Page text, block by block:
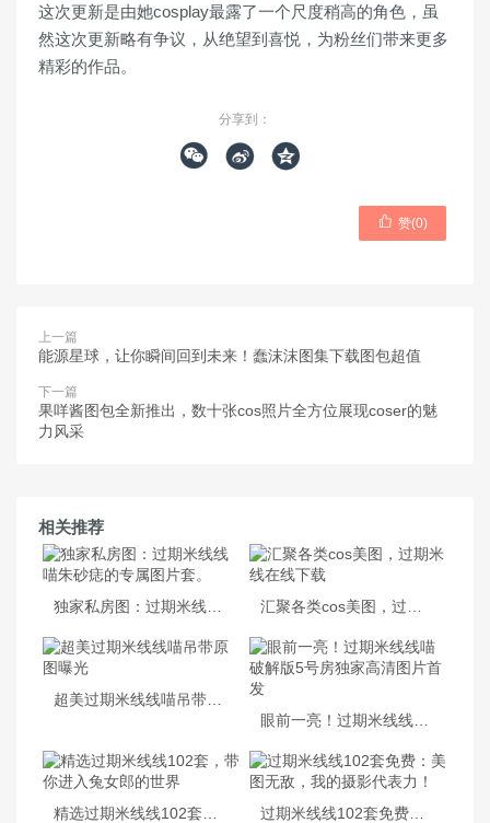
这次更新是由她cosplay最露了一个尺度稍高的角色，虽
然这次更新略有争议，从绝望到喜悦，为粉丝们带来更多
精彩的作品。
分享到：
  
 赞(0)
上一篇
能源星球，让你瞬间回到未来！蠢沫沫图集下载图包超值
下一篇
果咩酱图包全新推出，数十张cos照片全方位展现coser的魅
力风采
相关推荐
独家私房图：过期米线线喵朱砂痣的专属图片套。 汇聚各类cos美图，过期米线在线下载
眼前一亮！过期米线线喵破解版5号房独家高清图片首发
过期米线线102套免费：美图无敌，我的摄影代表力！